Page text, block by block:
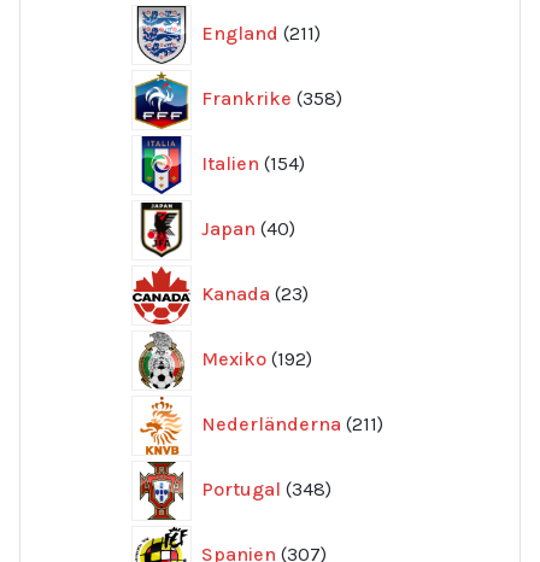
England 211
produkter
Frankrike 358
produkter
Italien 154
produkter
Japan 40
produkter
Kanada 23
produkter
Mexiko 192
produkter
Nederländerna 211
produkter
Portugal 348
produkter
Spanien 307